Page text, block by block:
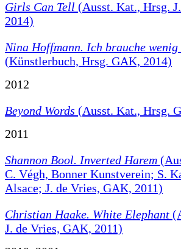
Girls Can Tell (Ausst. Kat., Hrsg.
2014)
Nina Hoffmann. Ich brauche
(Künstlerbuch, Hrsg. GAK, 2014)
2012
Beyond Words (Ausst. Kat., Hrsg.
2011
Shannon Bool. Inverted Harem
C. Végh, Bonner Kunstverein; S.
Alsace; J. de Vries, GAK, 2011)
Christian Haake. White Elephant
J. de Vries, GAK, 2011)